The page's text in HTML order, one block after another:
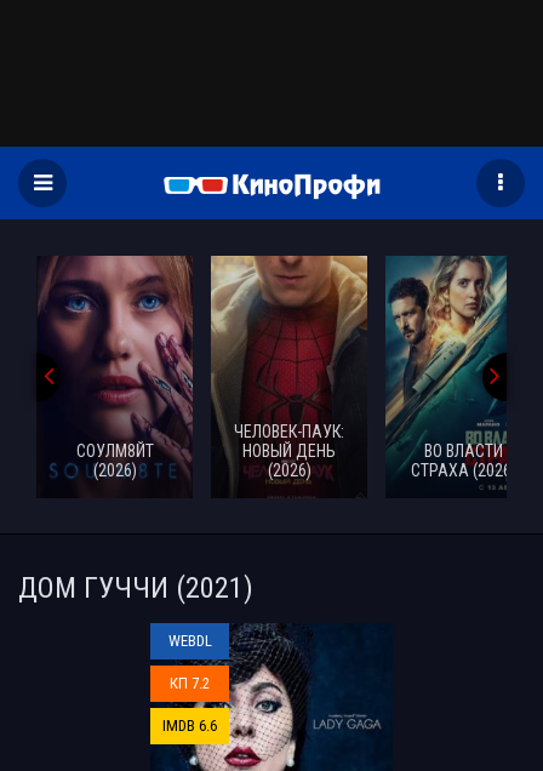
СОУЛМ8ЙТ
(2026)
ЧЕЛОВЕК-ПАУК:
НОВЫЙ ДЕНЬ
(2026)
ВО ВЛАСТИ
СТРАХА (2026)
ДОМ ГУЧЧИ (2021)
WEBDL
КП 7.2
IMDB 6.6